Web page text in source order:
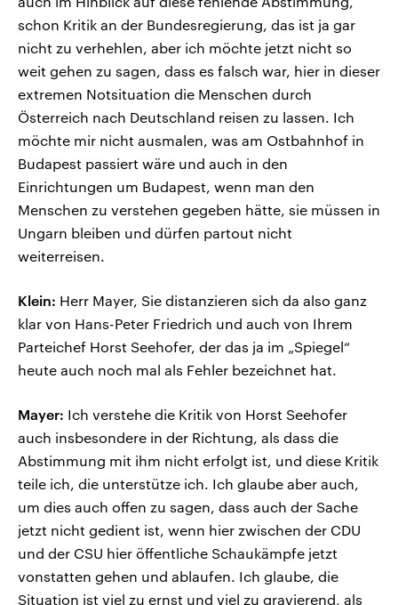
schon Kritik an der Bundesregierung, das ist ja gar
nicht zu verhehlen, aber ich möchte jetzt nicht so
weit gehen zu sagen, dass es falsch war, hier in dieser
extremen Notsituation die Menschen durch
Österreich nach Deutschland reisen zu lassen. Ich
möchte mir nicht ausmalen, was am Ostbahnhof in
Budapest passiert wäre und auch in den
Einrichtungen um Budapest, wenn man den
Menschen zu verstehen gegeben hätte, sie müssen in
Ungarn bleiben und dürfen partout nicht
weiterreisen.
Klein: Herr Mayer, Sie distanzieren sich da also ganz
klar von Hans-Peter Friedrich und auch von Ihrem
Parteichef Horst Seehofer, der das ja im „Spiegel“
heute auch noch mal als Fehler bezeichnet hat.
Mayer: Ich verstehe die Kritik von Horst Seehofer
auch insbesondere in der Richtung, als dass die
Abstimmung mit ihm nicht erfolgt ist, und diese Kritik
teile ich, die unterstütze ich. Ich glaube aber auch,
um dies auch offen zu sagen, dass auch der Sache
jetzt nicht gedient ist, wenn hier zwischen der CDU
und der CSU hier öffentliche Schaukämpfe jetzt
vonstatten gehen und ablaufen. Ich glaube, die
Situation ist viel zu ernst und viel zu gravierend, als